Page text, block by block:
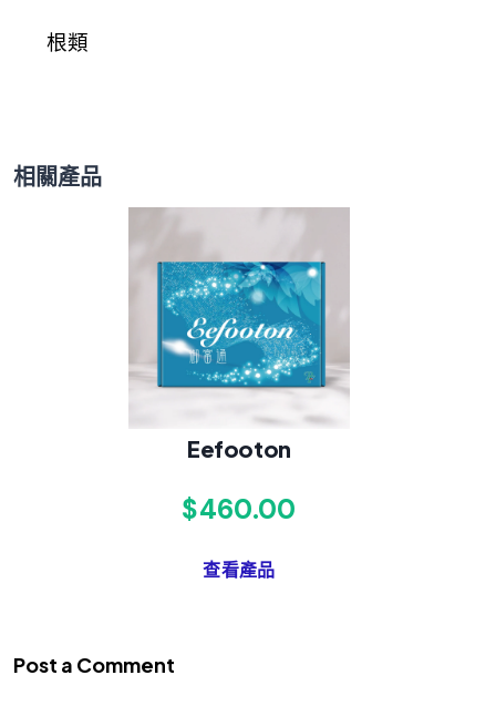
根類
相關產品
Eefooton
$460.00
查看產品
Post a Comment